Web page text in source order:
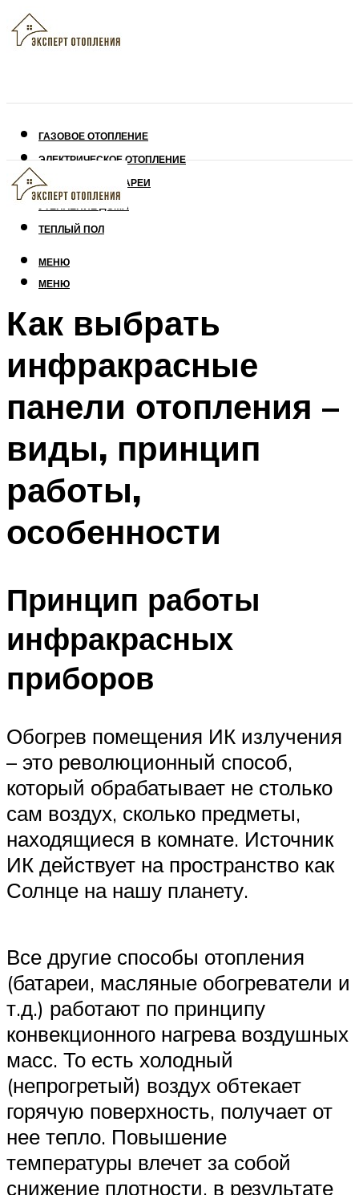
ГАЗОВОЕ ОТОПЛЕНИЕ
ЭЛЕКТРИЧЕСКОЕ ОТОПЛЕНИЕ
СОЛНЕЧНЫЕ БАТАРЕИ
УТЕПЛЕНИЕ ДОМА
ТЕПЛЫЙ ПОЛ
МЕНЮ
МЕНЮ
Как выбрать
инфракрасные
панели отопления –
виды, принцип
работы,
особенности
Принцип работы
инфракрасных
приборов
Обогрев помещения ИК излучения
– это революционный способ,
который обрабатывает не столько
сам воздух, сколько предметы,
находящиеся в комнате. Источник
ИК действует на пространство как
Солнце на нашу планету.
Все другие способы отопления
(батареи, масляные обогреватели и
т.д.) работают по принципу
конвекционного нагрева воздушных
масс. То есть холодный
(непрогретый) воздух обтекает
горячую поверхность, получает от
нее тепло. Повышение
температуры влечет за собой
снижение плотности, в результате